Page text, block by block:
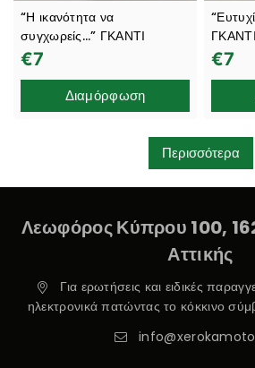
“Η ικανότητα να
συγχωρείς…” ΓΚΑΝΤΙ
€7
Διαμόρφωση
ΓΚΑΝΤΙ
€7
Περισσότερα
Λεωφόρος Κύπρου 100,
Αττικής
Για ερωτήσεις και ειδικές
ηλεκτρονικά πατώντας το κόκκινο